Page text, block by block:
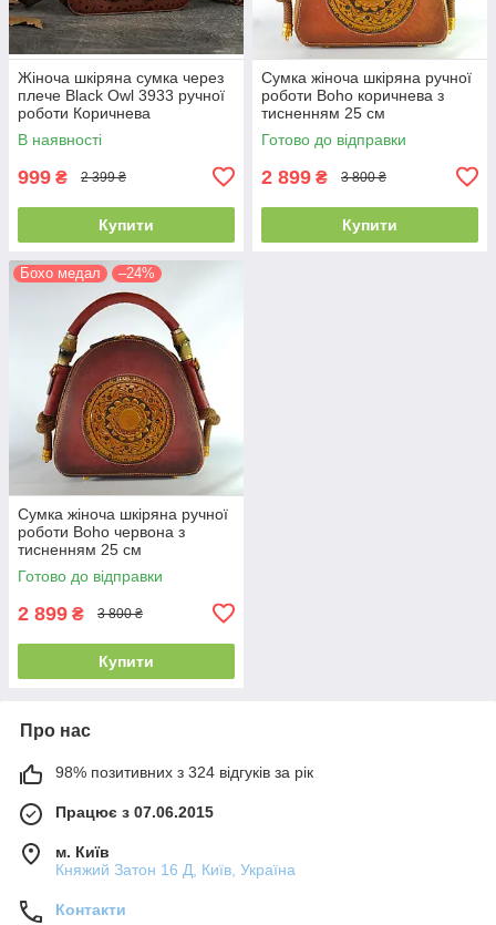
Жіноча шкіряна сумка через
плече Black Owl 3933 ручної
роботи Коричнева
В наявності
999 ₴ 2 399 ₴
Купити
Сумка жіноча шкіряна ручної
роботи Boho коричнева з
тисненням 25 см
Готово до відправки
2 899 ₴ 3 800 ₴
Купити
Бохо медал –24%
Сумка жіноча шкіряна ручної
роботи Boho червона з
тисненням 25 см
Готово до відправки
2 899 ₴ 3 800 ₴
Купити
Про нас
98% позитивних з 324 відгуків за рік
Працює з 07.06.2015
м. Київ
Княжий Затон 16 Д, Київ, Україна
Контакти